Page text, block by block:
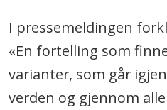
I pressemeldingen
«En fortelling som
varianter, som går
verden og gjennom